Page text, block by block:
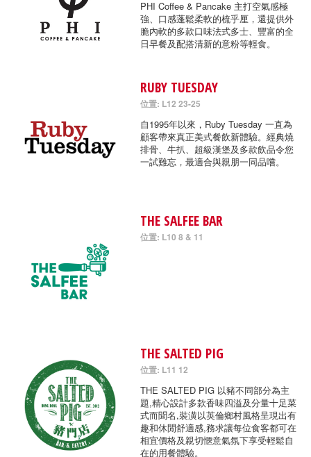
PHI Coffee & Pancake 主打空氣感極
強、口感蓬鬆柔軟的梳乎厘，還提供外
脆內軟的多款口味法式多士、豐富的全
日早餐及配搭清新的意粉等輕食。
RUBY TUESDAY
位置: L12 23-25
自1995年以來，Ruby Tuesday 一直為
顧客帶來真正美式餐飲新體驗。經典燒
排骨、牛扒、超級漢堡及多款飲品令您
一試難忘，最適合與親朋一同品嚐。
THE SALFEE BAR
位置: L10 8 & 11
THE SALTED PIG
位置: L11 12
THE SALTED PIG 以豬不同部分為主
題,精心設計多款香味四溢及分量十足菜
式而聞名,裝潢以英倫鄉村風格呈現出有
趣和休閒舒適感,務求讓每位食客都可在
相宜價格及親切愜意氣氛下享受輕鬆自
在的用餐體驗。